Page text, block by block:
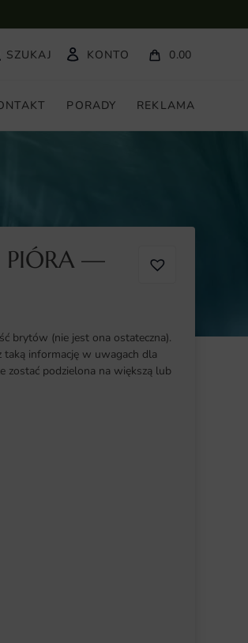
KONTO 0.00
PORADY REKLAMA
PIÓRA —
brytów (nie jest ona ostateczna).
taką informację w uwagach dla
zostać podzielona na większą lub